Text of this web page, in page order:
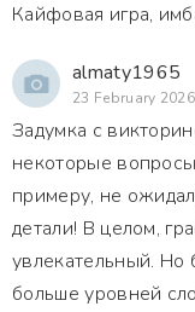
Кайфовая игра,
almaty1965
23 February
Задумка с
некоторые
примеру, не
детали! В целом,
увлекательный. Но
больше уровней